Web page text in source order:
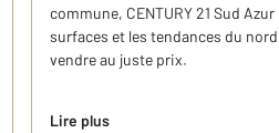
commune, CENTURY 21 Sud
surfaces et les tendances du
vendre au juste prix.
Lire plus